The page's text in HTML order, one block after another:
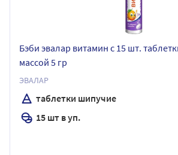
Бэби эвалар витамин с 15 шт.
массой 5 гр
ЭВАЛАР
таблетки шипучие
15 шт в уп.